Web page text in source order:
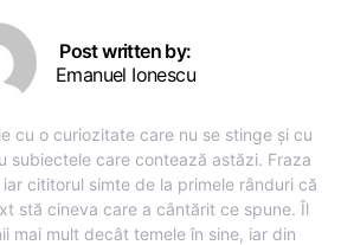
Post written by:
Emanuel Ionescu
cu o curiozitate care nu se stinge și cu
subiectele care contează astăzi. Fraza
cititorul simte de la primele rânduri că
stă cineva care a cântărit ce spune. Îl
mai mult decât temele în sine, iar din